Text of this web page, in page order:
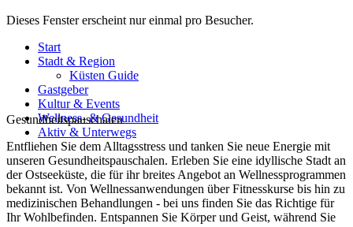
Dieses Fenster erscheint nur einmal pro Besucher.
Start
Stadt & Region
Küsten Guide
Gastgeber
Kultur & Events
Wellness- & Gesundheit
Aktiv & Unterwegs
Gesundheitspauschalen
Entfliehen Sie dem Alltagsstress und tanken Sie neue Energie mit
unseren Gesundheitspauschalen. Erleben Sie eine idyllische Stadt an
der Ostseeküste, die für ihr breites Angebot an Wellnessprogrammen
bekannt ist. Von Wellnessanwendungen über Fitnesskurse bis hin zu
medizinischen Behandlungen - bei uns finden Sie das Richtige für
Ihr Wohlbefinden. Entspannen Sie Körper und Geist, während Sie